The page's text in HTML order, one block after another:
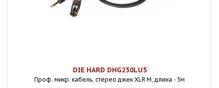
DIE HARD DHG230LU5
Проф. микр. кабель, стерео джек XLR M, длина - 5м